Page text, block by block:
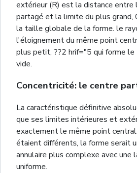
extérieur (R) est la distance
partagé et la limite du plus grand,
la taille globale de la forme. le
l'éloignement du même point
plus petit, ??2 hrif="5 qui forme
vide.
Concentricité: le centre
La caractéristique définitive
que ses limites intérieures et
exactement le même point
étaient différents, la forme serait
annulaire plus complexe avec une
uniforme.